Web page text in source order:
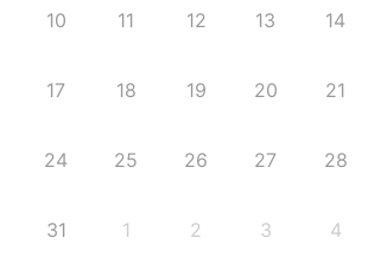
10 11 12 13 14
17 18 19 20 21
24 25 26 27 28
31 1 2 3 4